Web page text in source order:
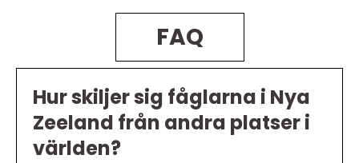
FAQ
Hur skiljer sig fåglarna i Nya
Zeeland från andra platser i
världen?